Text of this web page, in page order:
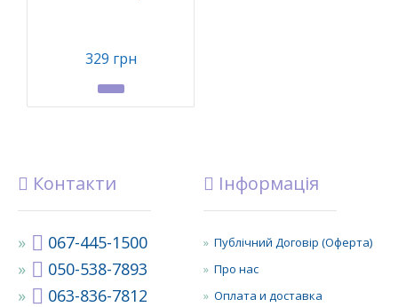
329 грн
Контакти
067-445-1500
050-538-7893
063-836-7812
Інформація
Публічний Договір (Оферта)
Про нас
Оплата и доставка